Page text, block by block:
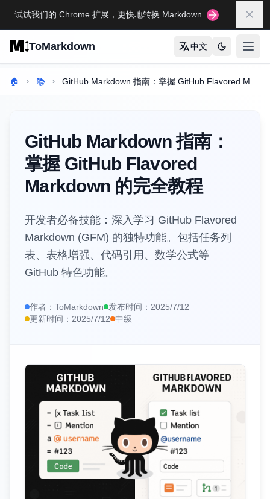
试试我们的 Chrome 扩展，更快地转换 Markdown 关闭
ToMarkdown 中文
打开
Markdown 表格完全指南
Markdown 完全指南
格式转换工具
🔄HTML转Markdown
📊HTML表格转Markdown
URL转Markdown
📄 PDF转Markdown
Markdown编辑器
Markdown查看器
Markdown海报
🏠 📚
GitHub Markdown 指南：
掌握 GitHub Flavored
Markdown 的完全教程
开发者必备技能：深入学习 GitHub Flavored
Markdown (GFM) 的独特功能。包括任务列
表、表格增强、代码引用、数学公式等
GitHub 特色功能。
作者： ToMarkdown 发布时间： 2025/7/12
更新时间： 2025/7/12 中级